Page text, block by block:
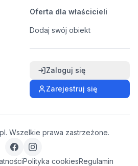
Oferta dla właścicieli
Dodaj swój obiekt
Zaloguj się
Zarejestruj się
Wszelkie prawa zastrzeżone.
Polityka cookiesRegulamin